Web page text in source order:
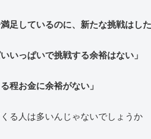
満足しているのに、新たな挑戦はし
いっぱいで挑戦する余裕はない」
程お金に余裕がない」
る人は多いんじゃないでしょうか